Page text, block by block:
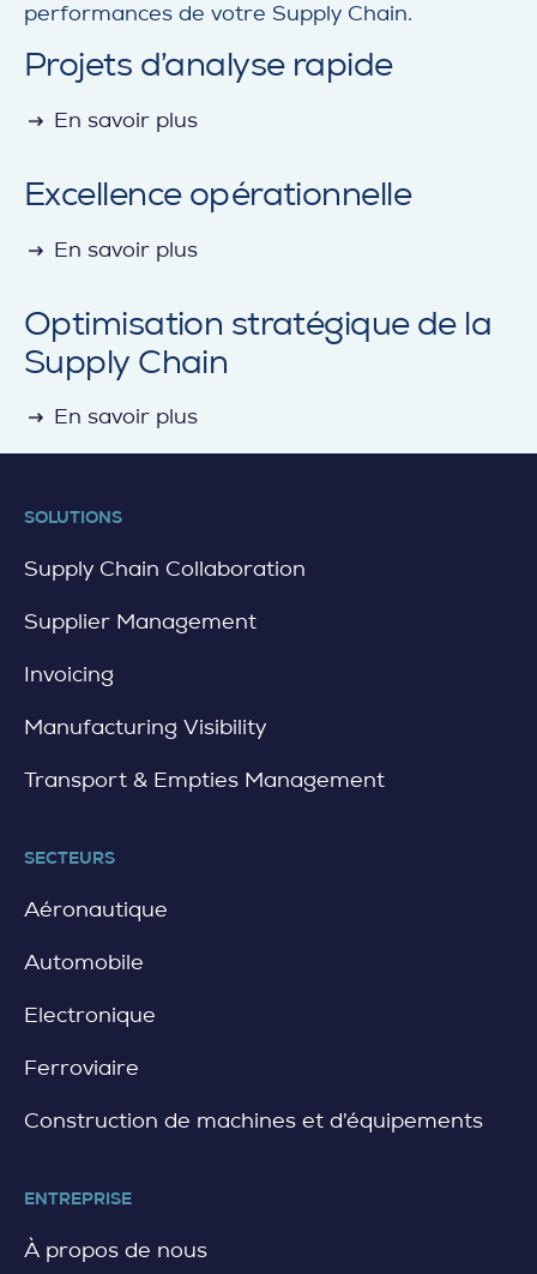
performances de votre Supply Chain.
Projets d’analyse rapide
En savoir plus
detail
Excellence opérationnelle
En savoir plus
detail
Optimisation stratégique de la
Supply Chain
En savoir plus
detail
SOLUTIONS
Supply Chain Collaboration
Supplier Management
Invoicing
Manufacturing Visibility
Transport & Empties Management
SECTEURS
Aéronautique
Automobile
Electronique
Ferroviaire
Construction de machines et d’équipements
ENTREPRISE
À propos de nous